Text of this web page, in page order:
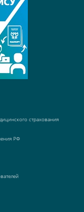
страхования
РФ